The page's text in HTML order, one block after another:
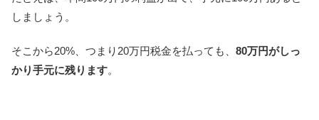
しましょう。
そこから20%、つまり20万円税金を払っても、 80万円がしっ
かり手元に残ります。